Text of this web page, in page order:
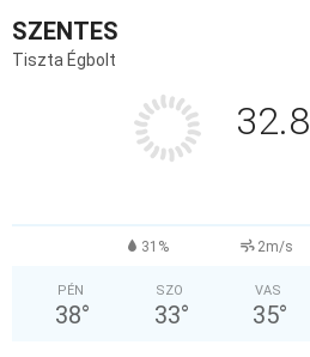
SZENTES
Tiszta Égbolt
32.8
31% 2m/s
PÉN
38°
SZO
33°
VAS
35°